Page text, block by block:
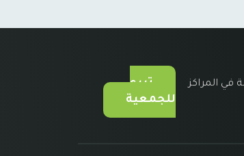
في المراكز
تبرع
للجمعية